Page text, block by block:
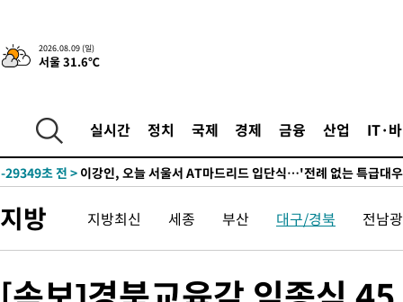
2026.08.09 (일)
서울 31.6℃
실시간 정치 국제 경제 금융 산업 IT·
-1630초 전 >“美 이란전 무기 소진…북한과 분쟁시 주한 미군 취약해질 수 있
-30597초 전 >
'2경기 연속 침묵' 손흥민, 톨루카전 68분만 뛰고 슈팅 0개
-29349초 전 >이강인, 오늘 서울서 AT마드리드 입단식…'전례 없는 특급대
-16231초 전 > '여긴 20도, 저긴 50도'…열화상 카메라로 본 폭염 저감시설 '
-15702초 전 >
-9296초 전 > 튀르키예 외무장관, "메카 3국 방위협정은 이란이 목표 아냐 "
-6504초 전 >이군이 불법 군시설 건설한 레바논 남부에서 레바논군 3명 폭발
-3622초 전 >[속보]美중부 사령관, 이스라엘 긴급방문 다중화된 전선 상황 논
지방 지방최신 세종 부산 대구/경북 전남